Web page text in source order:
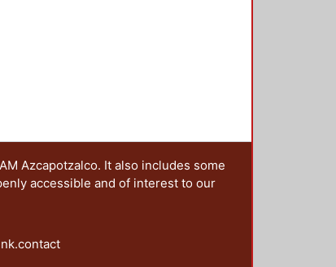
Azcapotzalco. It also includes some
accessible and of interest to our